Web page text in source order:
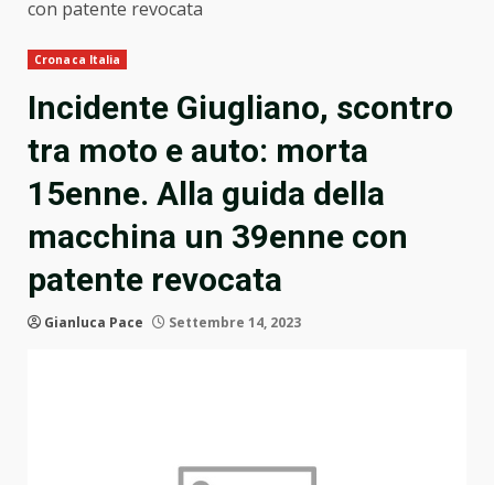
con patente revocata
Cronaca Italia
Incidente Giugliano, scontro
tra moto e auto: morta
15enne. Alla guida della
macchina un 39enne con
patente revocata
Gianluca Pace Settembre 14, 2023